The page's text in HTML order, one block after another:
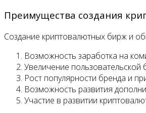
Преимущества создания
Создание криптовалютных бирж и
Возможность заработка на
Увеличение
Рост популярности бренда и
Возможность развития
Участие в развитии